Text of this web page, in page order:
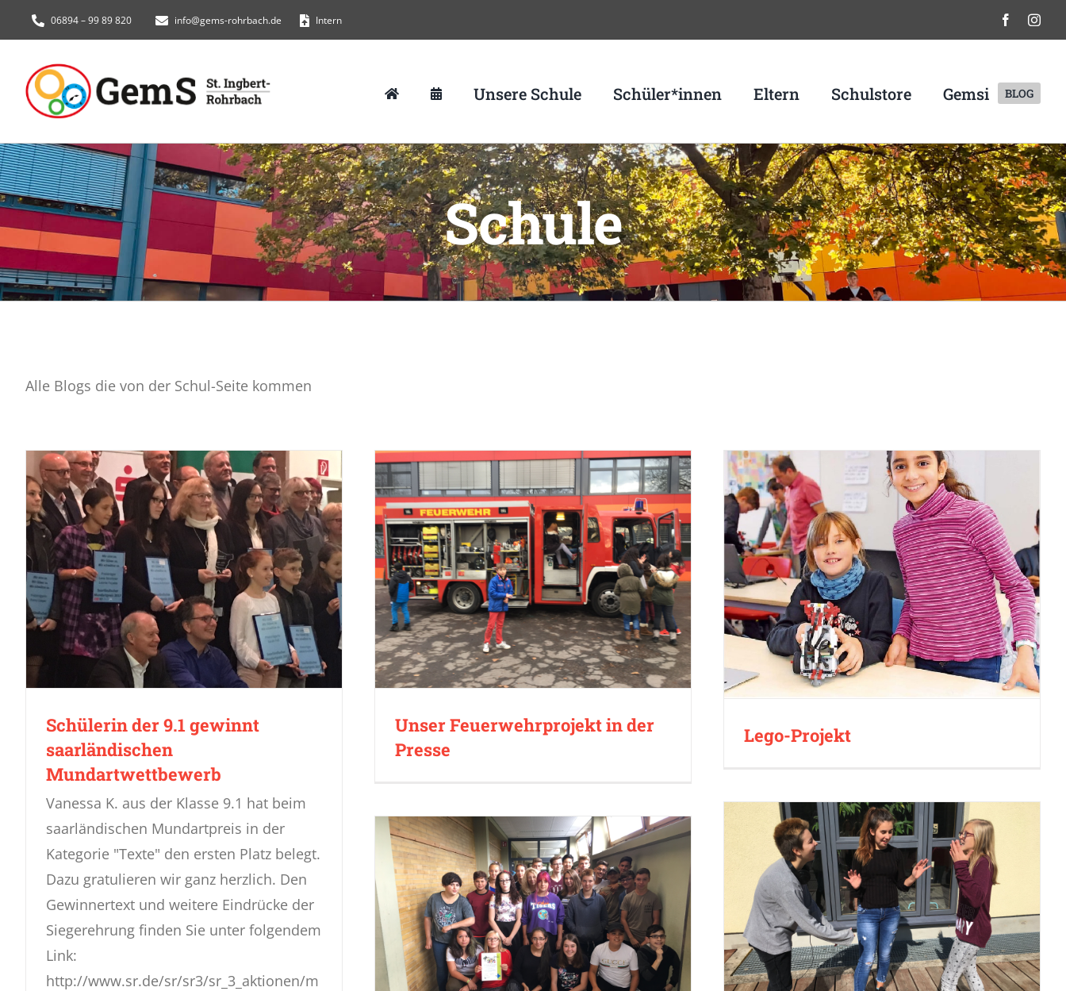
Inhalt
springen
06894 – 99 89 820 info@gems-rohrbach.de Intern
Unsere Schule Schüler*innen Eltern Schulstore Gemsi BLOG
Schule
Alle Blogs die von der Schul-Seite kommen
Schülerin der 9.1 gewinnt
saarländischen
Mundartwettbewerb
Vanessa K. aus der Klasse 9.1 hat beim
saarländischen Mundartpreis in der
Kategorie "Texte" den ersten Platz belegt.
Dazu gratulieren wir ganz herzlich. Den
Gewinnertext und weitere Eindrücke der
Siegerehrung finden Sie unter folgendem
Link:
http://www.sr.de/sr/sr3/sr_3_aktionen/m
Unser Feuerwehrprojekt in der
Presse
Lego-Projekt